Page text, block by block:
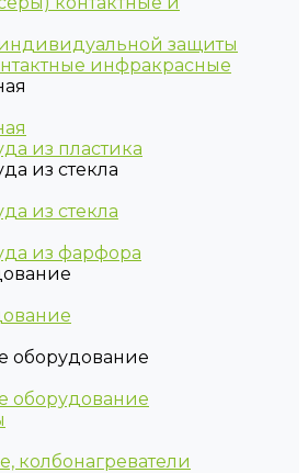
защиты
инфракрасные
из пластика
из стекла
из стекла
из фарфора
оборудование
оборудование
колбонагреватели